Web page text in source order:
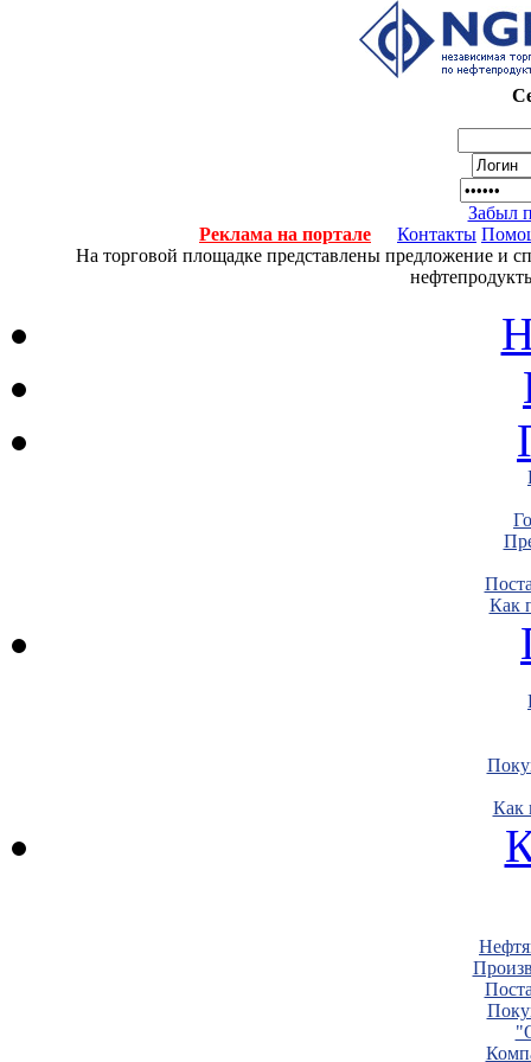
Забыл
Реклама на портале
Контакты
На торговой площадке представлены предложение и
Как
Как